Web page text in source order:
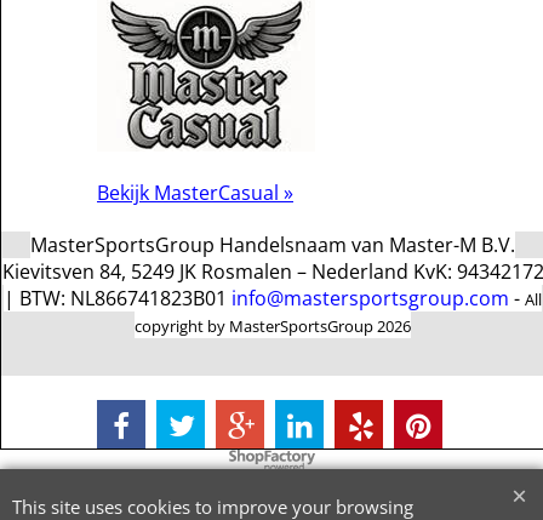
Bekijk MasterCasual »
MasterSportsGroup Handelsnaam van Master-M B.V.
Kievitsven 84, 5249 JK Rosmalen – Nederland KvK: 94342172
| BTW: NL866741823B01 info@mastersportsgroup.com - All
copyright by MasterSportsGroup 2026
To create online store
ShopFactory eCommerce
This site uses cookies to improve your browsing